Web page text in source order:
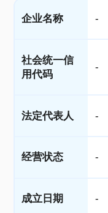
企业名称 -
社会统一信
用代码
-
法定代表人 -
经营状态 -
成立日期 -